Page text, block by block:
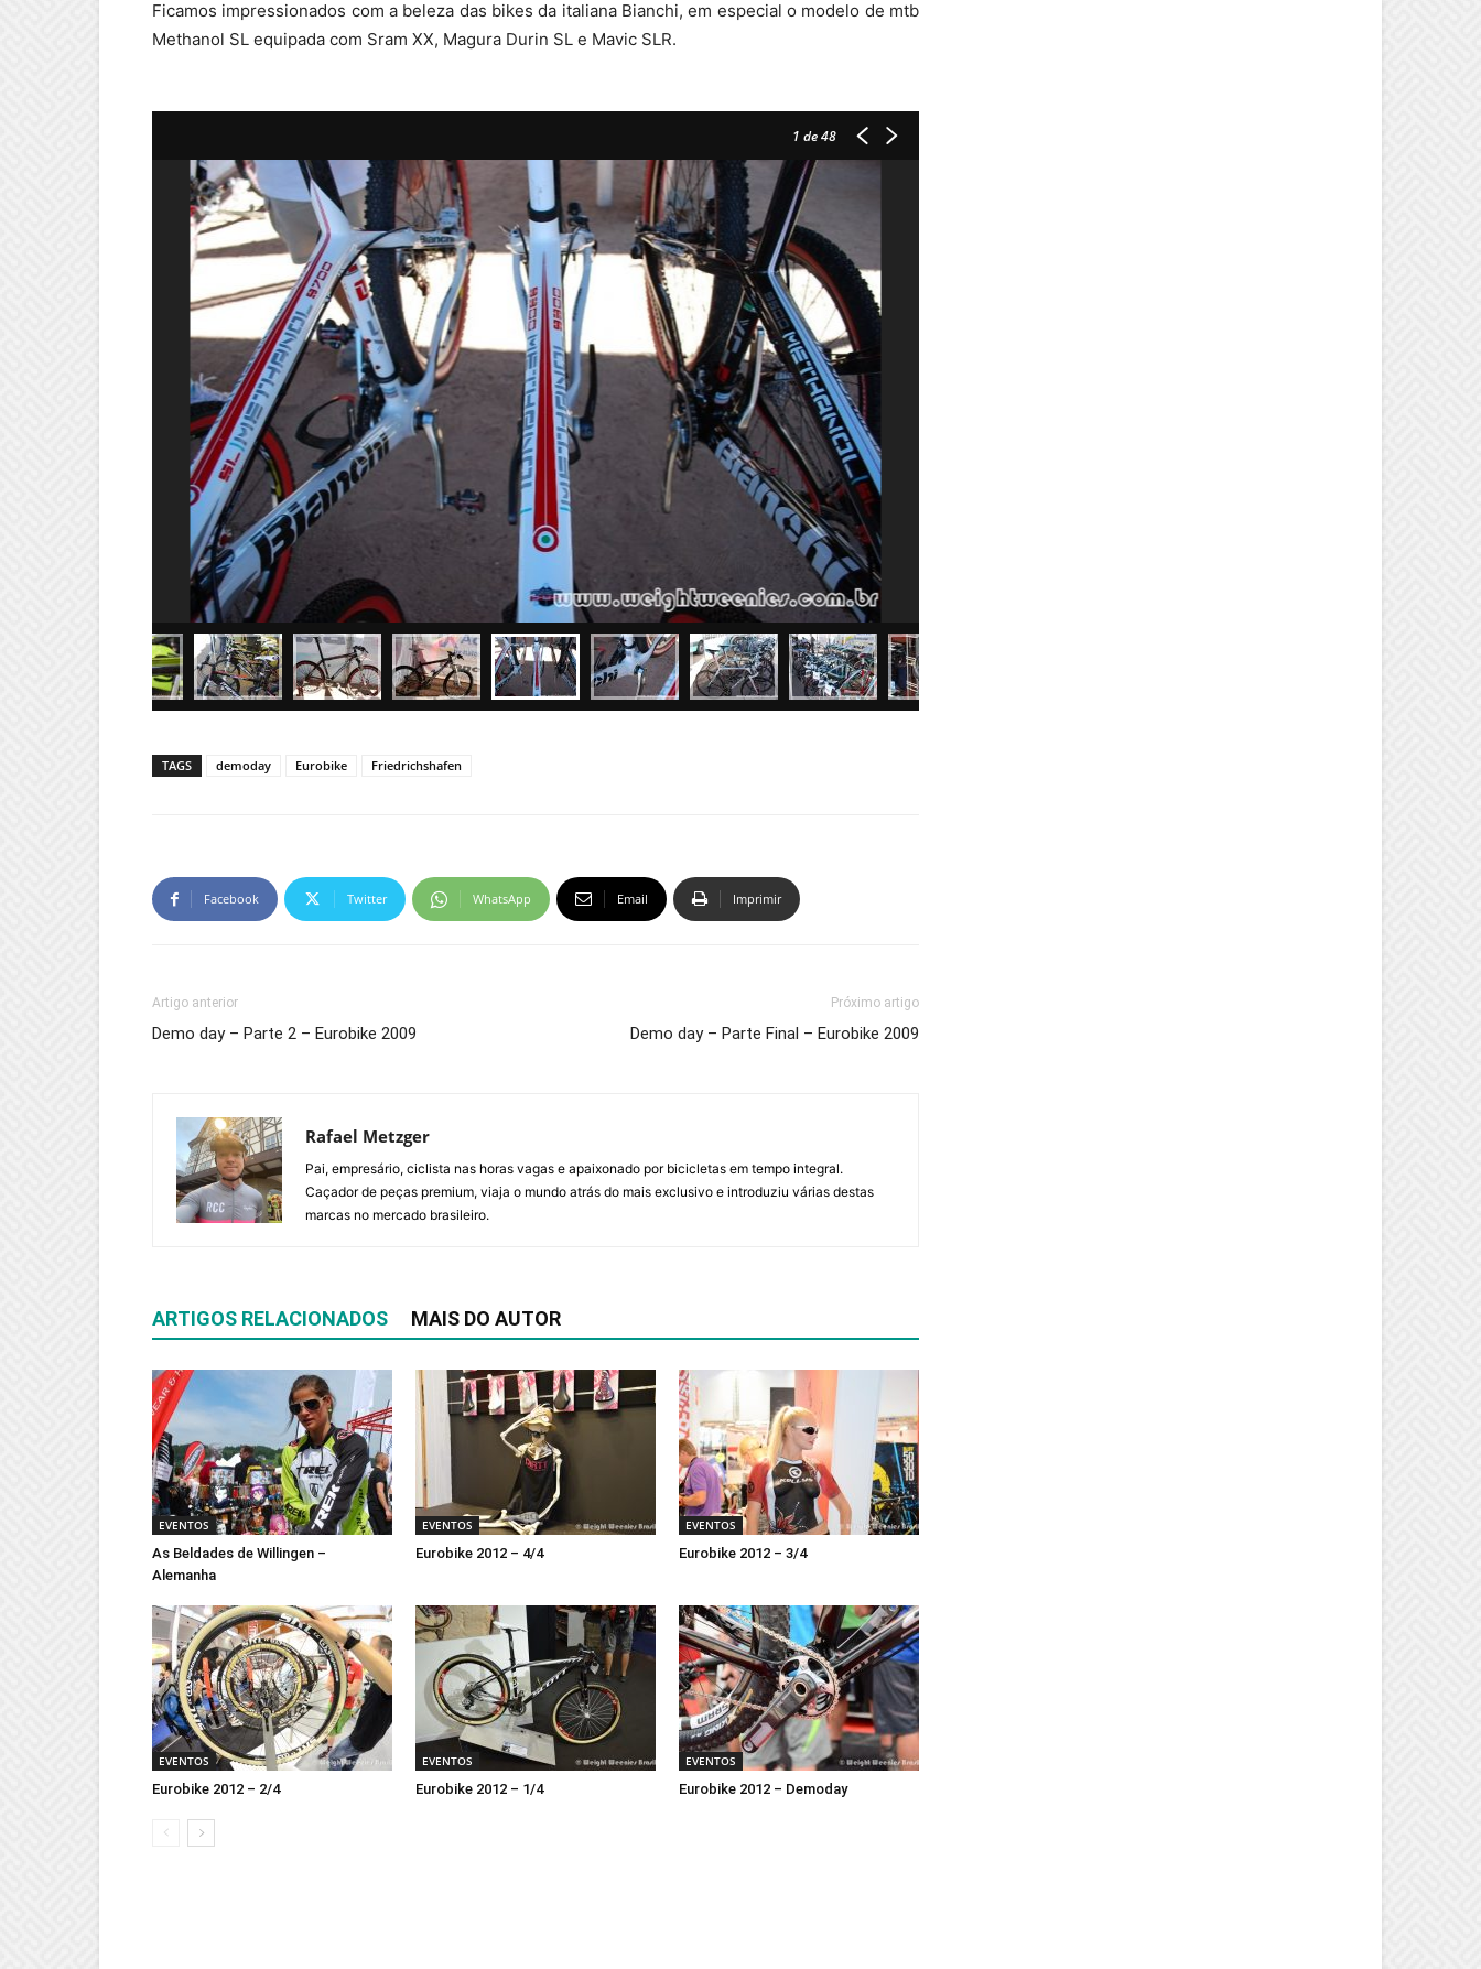
Ficamos impressionados com a beleza das bikes da italiana Bianchi, em especial o modelo de mtb
Methanol SL equipada com Sram XX, Magura Durin SL e Mavic SLR.
1 de 48
TAGS demoday Eurobike Friedrichshafen
Facebook Twitter WhatsApp Email Imprimir
Artigo anterior
Demo day – Parte 2 – Eurobike 2009
Próximo artigo
Demo day – Parte Final – Eurobike 2009
Rafael Metzger
Pai, empresário, ciclista nas horas vagas e apaixonado por bicicletas em tempo integral.
Caçador de peças premium, viaja o mundo atrás do mais exclusivo e introduziu várias destas
marcas no mercado brasileiro.
ARTIGOS RELACIONADOS MAIS DO AUTOR
EVENTOS
As Beldades de Willingen –
Alemanha
EVENTOS
Eurobike 2012 – 4/4
EVENTOS
Eurobike 2012 – 3/4
EVENTOS
Eurobike 2012 – 2/4
EVENTOS
Eurobike 2012 – 1/4
EVENTOS
Eurobike 2012 – Demoday